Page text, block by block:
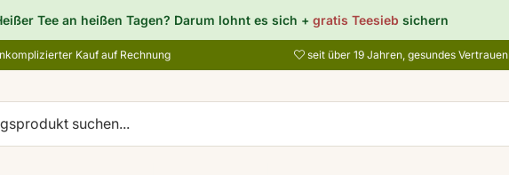
Tee an heißen Tagen? Darum lohnt es sich + gratis Teesieb sichern
Kauf auf Rechnung seit über 19 Jahren, gesundes Vertrauen